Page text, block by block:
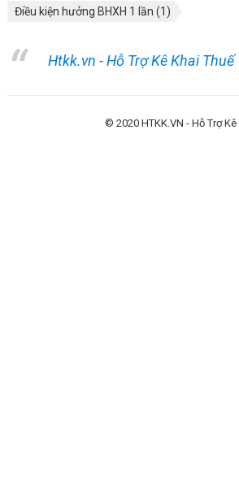
Điều kiện hưởng BHXH 1 lần (1)
Htkk.vn - Hỗ Trợ Kê Khai Thuế
© 2020 HTKK.VN - Hỗ Trợ